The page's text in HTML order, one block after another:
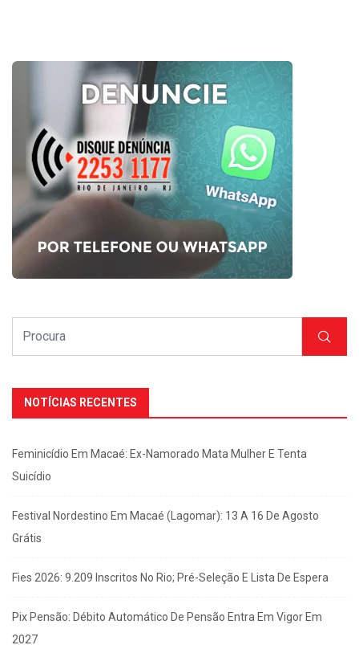
NOTÍCIAS RECENTES
Feminicídio Em Macaé: Ex-Namorado Mata Mulher E Tenta
Suicídio
Festival Nordestino Em Macaé (Lagomar): 13 A 16 De Agosto
Grátis
Fies 2026: 9.209 Inscritos No Rio; Pré-Seleção E Lista De Espera
Pix Pensão: Débito Automático De Pensão Entra Em Vigor Em
2027